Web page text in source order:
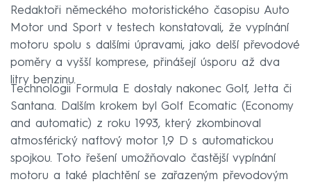
Redaktoři německého motoristického časopisu Auto
Motor und Sport v testech konstatovali, že vypínání
motoru spolu s dalšími úpravami, jako delší převodové
poměry a vyšší komprese, přinášejí úsporu až dva
litry benzinu.
Technologii Formula E dostaly nakonec Golf, Jetta či
Santana. Dalším krokem byl Golf Ecomatic (Economy
and automatic) z roku 1993, který zkombinoval
atmosférický naftový motor 1,9 D s automatickou
spojkou. Toto řešení umožňovalo častější vypínání
motoru a také plachtění se zařazeným převodovým